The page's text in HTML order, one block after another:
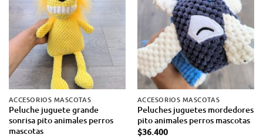
ACCESORIOS MASCOTAS
Peluche juguete grande
sonrisa pito animales perros
mascotas
ACCESORIOS MASCOTAS
Peluches juguetes mordedores
pito animales perros mascotas
$36.400